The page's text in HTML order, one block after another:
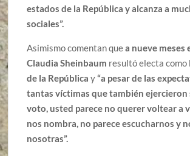
estados de la República y alcanza a
sociales”.
Asimismo comentan quea nueve meses
Claudia Sheinbaum resultó electa como
de la República y“a pesar de las
tantas víctimas que también ejercieron
voto, usted parece no querer voltear a
nos nombra, no parece escucharnos y
nosotras”.